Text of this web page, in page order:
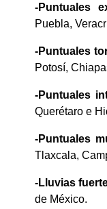
-Puntuales
Puebla,
-Puntuales
Potosí,
-Puntuales
Querétaro e
-Puntuales
Tlaxcala,
-Lluvias
de México.